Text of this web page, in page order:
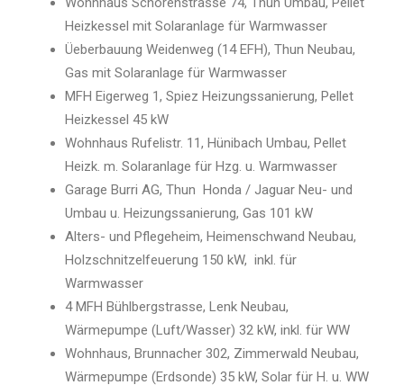
Heizkessel mit Solaranlage für Warmwasser
Üeberbauung Weidenweg (14 EFH), Thun Neubau,
Gas mit Solaranlage für Warmwasser
MFH Eigerweg 1, Spiez Heizungssanierung, Pellet
Heizkessel 45 kW
Wohnhaus Rufelistr. 11, Hünibach Umbau, Pellet
Heizk. m. Solaranlage für Hzg. u. Warmwasser
Garage Burri AG, Thun Honda / Jaguar Neu- und
Umbau u. Heizungssanierung, Gas 101 kW
Alters- und Pflegeheim, Heimenschwand Neubau,
Holzschnitzelfeuerung 150 kW, inkl. für
Warmwasser
4 MFH Bühlbergstrasse, Lenk Neubau,
Wärmepumpe (Luft/Wasser) 32 kW, inkl. für WW
Wohnhaus, Brunnacher 302, Zimmerwald Neubau,
Wärmepumpe (Erdsonde) 35 kW, Solar für H. u. WW